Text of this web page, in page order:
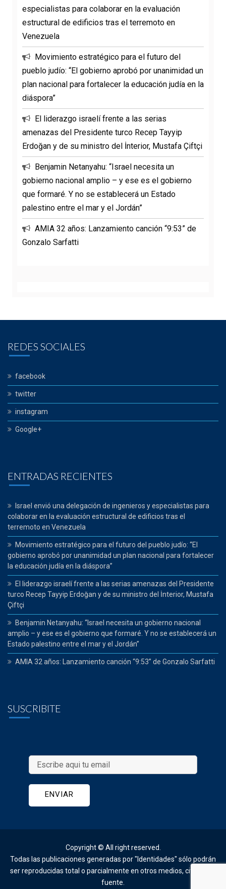
especialistas para colaborar en la evaluación
estructural de edificios tras el terremoto en
Venezuela
Movimiento estratégico para el futuro del
pueblo judío: “El gobierno aprobó por unanimidad un
plan nacional para fortalecer la educación judía en la
diáspora”
El liderazgo israelí frente a las serias
amenazas del Presidente turco Recep Tayyip
Erdoğan y de su ministro del İnterior, Mustafa Çiftçi
Benjamin Netanyahu: “Israel necesita un
gobierno nacional amplio – y ese es el gobierno
que formaré. Y no se establecerá un Estado
palestino entre el mar y el Jordán”
AMIA 32 años: Lanzamiento canción “9:53” de
Gonzalo Sarfatti
REDES SOCIALES
facebook
twitter
instagram
Google+
ENTRADAS RECIENTES
Israel envió una delegación de ingenieros y especialistas para
colaborar en la evaluación estructural de edificios tras el
terremoto en Venezuela
Movimiento estratégico para el futuro del pueblo judío: “El
gobierno aprobó por unanimidad un plan nacional para fortalecer
la educación judía en la diáspora”
El liderazgo israelí frente a las serias amenazas del Presidente
turco Recep Tayyip Erdoğan y de su ministro del İnterior, Mustafa
Çiftçi
Benjamin Netanyahu: “Israel necesita un gobierno nacional
amplio – y ese es el gobierno que formaré. Y no se establecerá un
Estado palestino entre el mar y el Jordán”
AMIA 32 años: Lanzamiento canción “9:53” de Gonzalo Sarfatti
SUSCRIBITE
Copyright © All right reserved.
Todas las publicaciones generadas por "Identidades" sólo podrán
ser reproducidas total o parcialmente en otros medios, citando la
fuente.